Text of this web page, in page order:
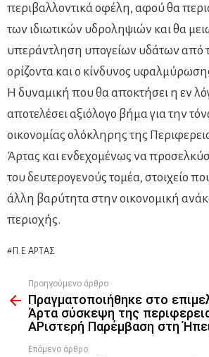
περιβαλλοντικά οφέλη, αφού θα
των ιδιωτικών υδροληψιών και θα
υπεράντληση υπογείων υδάτων από
ορίζοντα και ο κίνδυνος
Η δυναμική που θα αποκτήσει η εν
αποτελέσει αξιόλογο βήμα για την
οικονομίας ολόκληρης της
Άρτας και ενδεχομένως να
του δευτερογενούς τομέα, στοιχείο
άλλη βαρύτητα στην οικονομική
περιοχής.
Π.Ε ΆΡΤΑΣ
more
Προηγούμενο άρθρο
Πραγματοποιήθηκε στο
Άρτα σύσκεψη της
ΑΡιστερή Παρέμβαση στη
Επόμενο άρθρο